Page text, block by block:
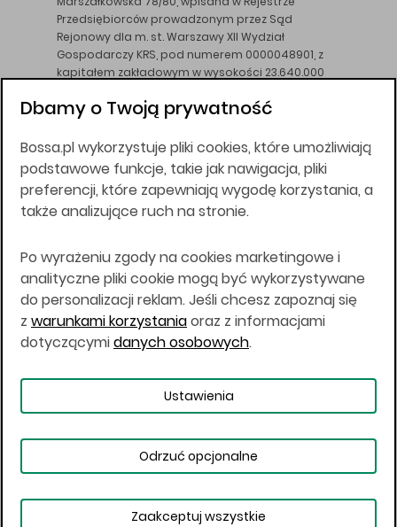
Przedsiębiorców prowadzonym przez Sąd
Rejonowy dla m. st. Warszawy XII Wydział
Gospodarczy KRS, pod numerem 0000048901, z
kapitałem zakładowym w wysokości 23.640.000
DM BOŚ działa na podstawie zezwolenia KNF z dnia
Wszelkie informacje na niniejszej stronie w tym
informacje o produktach inwestycyjnych nie są
kierowane do osób mających miejsce
zamieszkania lub pobytu w Stanach
Japonii, ani w dowolnej innej jurysdykcji, w której
taki materiał byłby sprzeczny z prawem lub w
których zgodne z prawem nabycie produktów
inwestycyjnych nie jest możliwe lub w której nie
jest możliwe złożenie oferty. Prawa obowiązujące
w danej jurysdykcji określają, czy jest możliwe
nabycie poszczególnych produktów
Copyright © 2026 BOŚ | BOSSA.PL
Warunki korzystania
Dane osobowe
Dbamy o Twoją prywatność
Bossa.pl wykorzystuje pliki cookies, które umożliwiają
podstawowe funkcje, takie jak nawigacja, pliki
preferencji, które zapewniają wygodę korzystania, a
także analizujące ruch na stronie.
Po wyrażeniu zgody na cookies marketingowe i
analityczne pliki cookie mogą być wykorzystywane
do personalizacji reklam. Jeśli chcesz zapoznaj się
z warunkami korzystaniaoraz z informacjami
dotyczącymidanych osobowych.
Ustawienia
Odrzuć opcjonalne
Zaakceptuj wszystkie